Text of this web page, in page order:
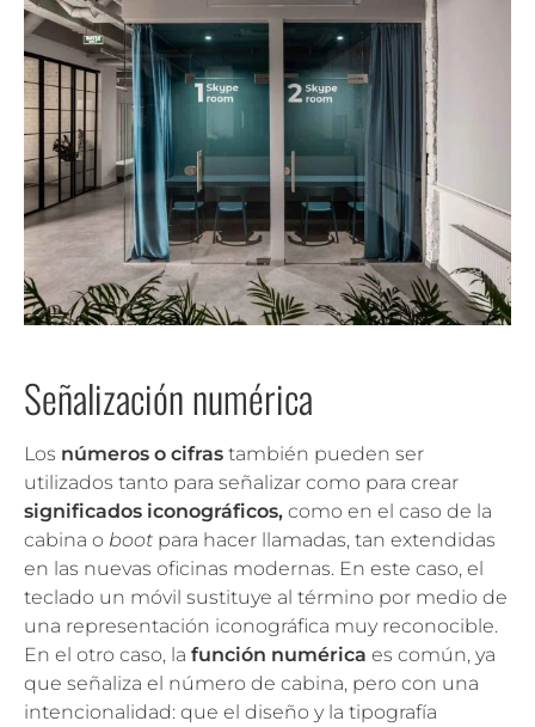
Señalización numérica
Los números o cifras también pueden ser
utilizados tanto para señalizar como para crear
significados iconográficos, como en el caso de la
cabina o boot para hacer llamadas, tan extendidas
en las nuevas oficinas modernas. En este caso, el
teclado un móvil sustituye al término por medio de
una representación iconográfica muy reconocible.
En el otro caso, la función numérica es común, ya
que señaliza el número de cabina, pero con una
intencionalidad: que el diseño y la tipografía